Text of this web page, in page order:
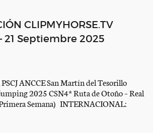
CLIPMYHORSE.TV
21 Septiembre 2025
ANCCE San Martín del Tesorillo
2025 CSN4* Ruta de Otoño – Real
Semana) INTERNACIONAL:
Eventing European Championship –